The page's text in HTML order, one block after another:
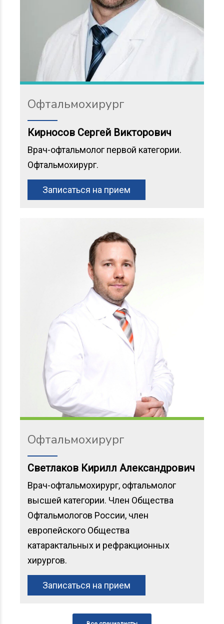
Офтальмохирург
Кирносов Сергей Викторович
Врач-офтальмолог первой категории.
Офтальмохирург.
Записаться на прием
Офтальмохирург
Светлаков Кирилл Александрович
Врач-офтальмохирург, офтальмолог
высшей категории. Член Общества
Офтальмологов России, член
европейского Общества
катарактальных и рефракционных
хирургов.
Записаться на прием